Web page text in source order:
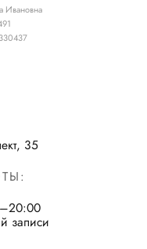
Ивановна
35
записи